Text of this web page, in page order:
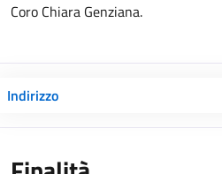
Coro Chiara Genziana.
Indirizzo